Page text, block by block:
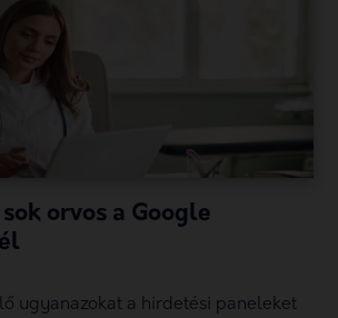
orvos a Google
ugyanazokat a hirdetési paneleket